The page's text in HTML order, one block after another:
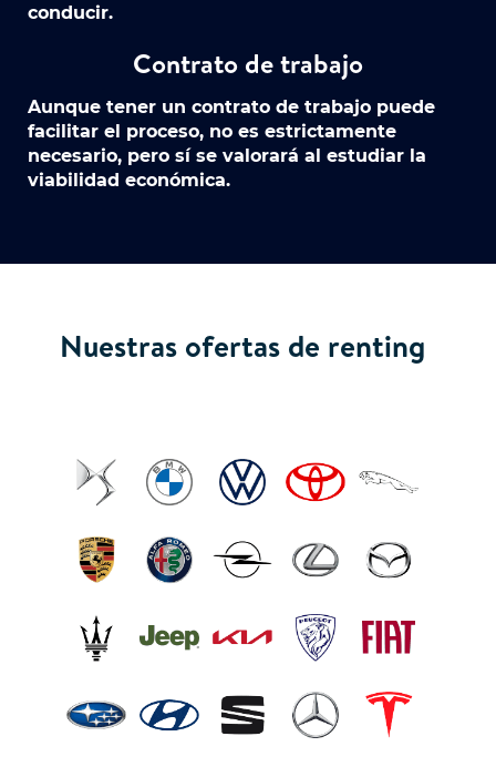
conducir.
Contrato de trabajo
Aunque tener un contrato de trabajo puede
facilitar el proceso, no es estrictamente
necesario, pero sí se valorará al estudiar la
viabilidad económica.
Nuestras ofertas de renting